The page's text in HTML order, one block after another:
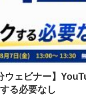
ウェビナー】
る必要なし